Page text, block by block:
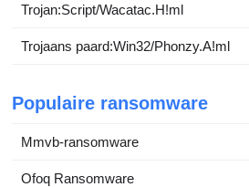
Trojan:Script/Wacatac.H!ml
Trojaans paard:Win32/Phonzy.A!ml
Populaire ransomware
Mmvb-ransomware
Ofoq Ransomware